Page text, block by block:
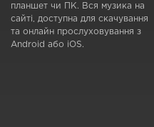
планшет чи ПК. Вся музика на
сайті, доступна для скачування
та онлайн прослуховування з
Android або iOS.